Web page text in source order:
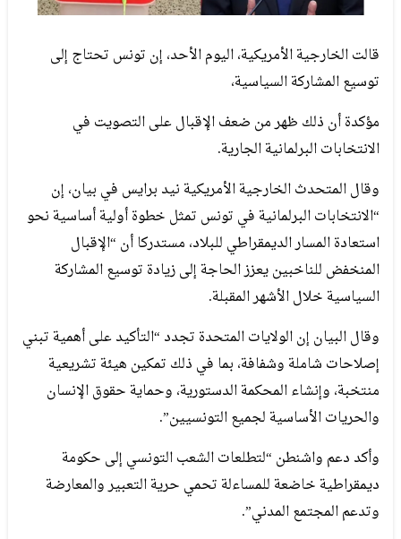
قالت الخارجية الأمريكية، اليوم الأحد، إن تونس تحتاج إلى
توسيع المشاركة السياسية،
مؤكدة أن ذلك ظهر من ضعف الإقبال على التصويت في
الانتخابات البرلمانية الجارية.
وقال المتحدث الخارجية الأمريكية نيد برايس في بيان، إن
“الانتخابات البرلمانية في تونس تمثل خطوة أولية أساسية نحو
استعادة المسار الديمقراطي للبلاد، مستدركا أن “الإقبال
المنخفض للناخبين يعزز الحاجة إلى زيادة توسيع المشاركة
السياسية خلال الأشهر المقبلة.
وقال البيان إن الولايات المتحدة تجدد “التأكيد على أهمية تبني
إصلاحات شاملة وشفافة، بما في ذلك تمكين هيئة تشريعية
منتخبة، وإنشاء المحكمة الدستورية، وحماية حقوق الإنسان
والحريات الأساسية لجميع التونسيين”.
وأكد دعم واشنطن “لتطلعات الشعب التونسي إلى حكومة
ديمقراطية خاضعة للمساءلة تحمي حرية التعبير والمعارضة
وتدعم المجتمع المدني”.